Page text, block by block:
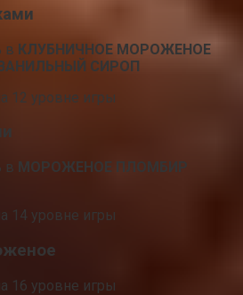
в КЛУБНИЧНОЕ МОРОЖЕНОЕ
СИРОП
12 уровне игры
в МОРОЖЕНОЕ ПЛОМБИР
14 уровне игры
16 уровне игры